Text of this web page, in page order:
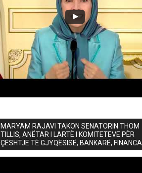
MARYAM RAJAVI TAKON SENATORIN THOM
TILLIS, ANËTAR I LARTË I KOMITETEVE PËR
ÇËSHTJE TË GJYQËSISË, BANKARË, FINANCA